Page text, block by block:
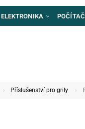
Příslušenství pro grily